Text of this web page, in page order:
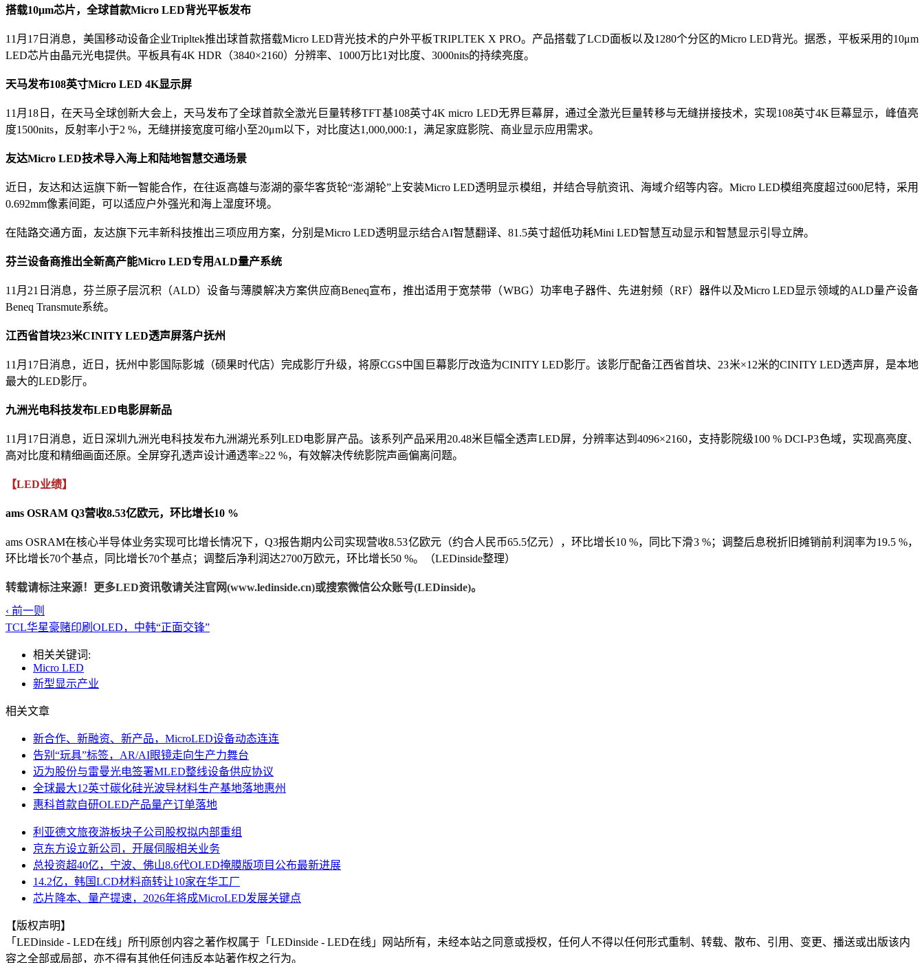
搭载10μm芯片，全球首款Micro LED背光平板发布
11月17日消息，美国移动设备企业Tripltek推出球首款搭载Micro LED背光技术的户外平板TRIPLTEK X PRO。产品搭载了LCD面板以及1280个分区的Micro LED背光。据悉，平板采用的10μm
LED芯片由晶元光电提供。平板具有4K HDR（3840×2160）分辨率、1000万比1对比度、3000nits的持续亮度。
天马发布108英寸Micro LED 4K显示屏
11月18日，在天马全球创新大会上，天马发布了全球首款全激光巨量转移TFT基108英寸4K micro LED无界巨幕屏，通过全激光巨量转移与无缝拼接技术，实现108英寸4K巨幕显示，峰值亮
度1500nits，反射率小于2 %，无缝拼接宽度可缩小至20μm以下，对比度达1,000,000:1，满足家庭影院、商业显示应用需求。
友达Micro LED技术导入海上和陆地智慧交通场景
近日，友达和达运旗下新一智能合作，在往返高雄与澎湖的豪华客货轮“澎湖轮”上安装Micro LED透明显示模组，并结合导航资讯、海域介绍等内容。Micro LED模组亮度超过600尼特，采用
0.692mm像素间距，可以适应户外强光和海上湿度环境。
在陆路交通方面，友达旗下元丰新科技推出三项应用方案，分别是Micro LED透明显示结合AI智慧翻译、81.5英寸超低功耗Mini LED智慧互动显示和智慧显示引导立牌。
芬兰设备商推出全新高产能Micro LED专用ALD量产系统
11月21日消息，芬兰原子层沉积（ALD）设备与薄膜解决方案供应商Beneq宣布，推出适用于宽禁带（WBG）功率电子器件、先进射频（RF）器件以及Micro LED显示领域的ALD量产设备
Beneq Transmute系统。
江西省首块23米CINITY LED透声屏落户抚州
11月17日消息，近日，抚州中影国际影城（硕果时代店）完成影厅升级，将原CGS中国巨幕影厅改造为CINITY LED影厅。该影厅配备江西省首块、23米×12米的CINITY LED透声屏，是本地
最大的LED影厅。
九洲光电科技发布LED电影屏新品
11月17日消息，近日深圳九洲光电科技发布九洲湖光系列LED电影屏产品。该系列产品采用20.48米巨幅全透声LED屏，分辨率达到4096×2160，支持影院级100 % DCI-P3色域，实现高亮度、
高对比度和精细画面还原。全屏穿孔透声设计通透率≥22 %，有效解决传统影院声画偏离问题。
【LED业绩】
ams OSRAM Q3营收8.53亿欧元，环比增长10 %
ams OSRAM在核心半导体业务实现可比增长情况下，Q3报告期内公司实现营收8.53亿欧元（约合人民币65.5亿元），环比增长10 %，同比下滑3 %；调整后息税折旧摊销前利润率为19.5 %，
环比增长70个基点，同比增长70个基点；调整后净利润达2700万欧元，环比增长50 %。（LEDinside整理）
转载请标注来源！更多LED资讯敬请关注官网(www.ledinside.cn)或搜索微信公众账号(LEDinside)。
‹ 前一则
TCL华星豪赌印刷OLED，中韩“正面交锋”
相关关键词:
Micro LED
新型显示产业
相关文章
新合作、新融资、新产品，MicroLED设备动态连连
告别“玩具”标签，AR/AI眼镜走向生产力舞台
迈为股份与雷曼光电签署MLED整线设备供应协议
全球最大12英寸碳化硅光波导材料生产基地落地惠州
惠科首款自研OLED产品量产订单落地
利亚德文旅夜游板块子公司股权拟内部重组
京东方设立新公司，开展伺服相关业务
总投资超40亿，宁波、佛山8.6代OLED掩膜版项目公布最新进展
14.2亿，韩国LCD材料商转让10家在华工厂
芯片降本、量产提速，2026年将成MicroLED发展关键点
【版权声明】
「LEDinside - LED在线」所刊原创内容之著作权属于「LEDinside - LED在线」网站所有，未经本站之同意或授权，任何人不得以任何形式重制、转载、散布、引用、变更、播送或出版该内
容之全部或局部，亦不得有其他任何违反本站著作权之行为。